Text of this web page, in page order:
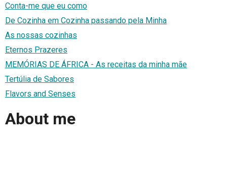
Conta-me que eu como
De Cozinha em Cozinha passando pela Minha
As nossas cozinhas
Eternos Prazeres
MEMÓRIAS DE ÁFRICA - As receitas da minha mãe
Tertúlia de Sabores
Flavors and Senses
About me